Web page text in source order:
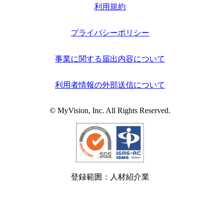
利用規約
プライバシーポリシー
事業に関する届出内容について
利用者情報の外部送信について
© MyVision, Inc. All Rights Reserved.
登録範囲：人材紹介業